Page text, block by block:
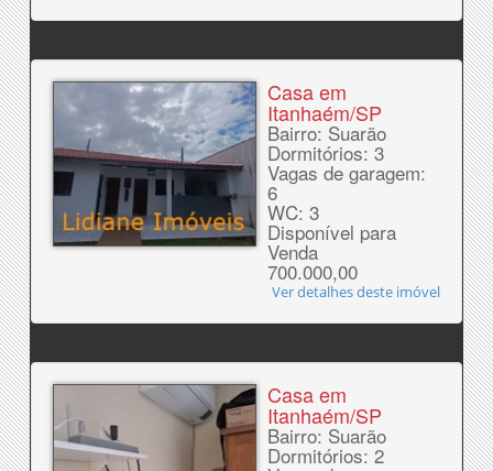
Casa em
Itanhaém/SP
Bairro: Suarão
Dormitórios: 3
Vagas de garagem:
6
WC: 3
Disponível para
Venda
700.000,00
Ver detalhes deste imóvel
Casa em
Itanhaém/SP
Bairro: Suarão
Dormitórios: 2